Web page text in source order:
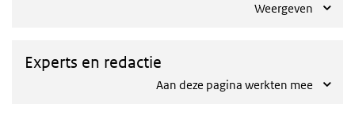
Weergeven
Experts en redactie
Aan deze pagina werkten mee